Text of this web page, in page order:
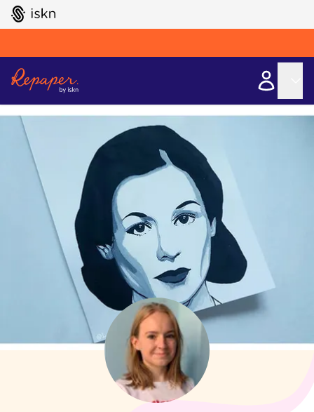
GO TO ISKN HOME
Alle Künstler anzeigen